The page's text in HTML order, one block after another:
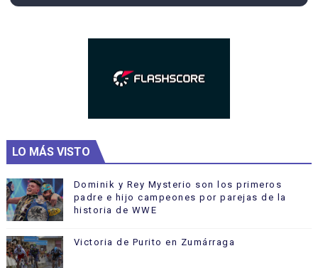
LO MÁS VISTO
Dominik y Rey Mysterio son los primeros
padre e hijo campeones por parejas de la
historia de WWE
Victoria de Purito en Zumárraga